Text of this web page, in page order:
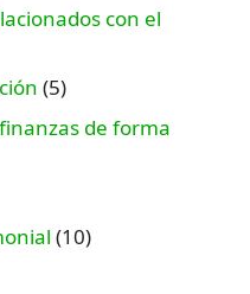
con el
(5)
de forma
(10)